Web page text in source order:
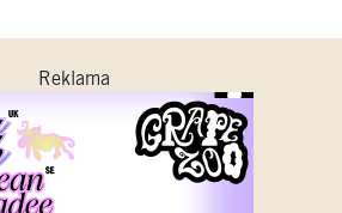
Reklama